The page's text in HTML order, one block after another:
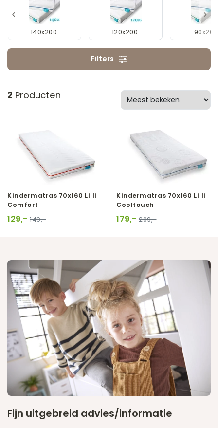
140x200 120x200 90x200
Filters
2 Producten
Kindermatras 70x160 Lilli
Comfort
129,- 149,-
Kindermatras 70x160 Lilli
Cooltouch
179,- 209,-
Fijn uitgebreid advies/informatie